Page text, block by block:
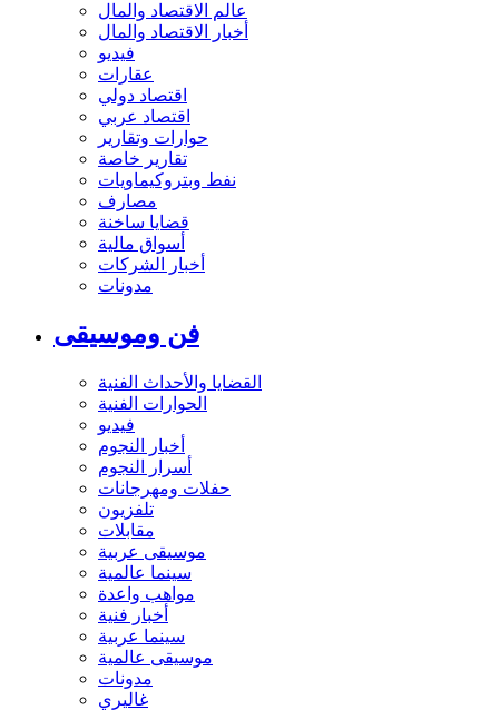
عالم الاقتصاد والمال
أخبار الاقتصاد والمال
فيديو
عقارات
اقتصاد دولي
اقتصاد عربي
حوارات وتقارير
تقارير خاصة
نفط وبتروكيماويات
مصارف
قضايا ساخنة
أسواق مالية
أخبار الشركات
مدونات
فن وموسيقى
القضايا والأحداث الفنية
الحوارات الفنية
فيديو
أخبار النجوم
أسرار النجوم
حفلات ومهرجانات
تلفزيون
مقابلات
موسيقى عربية
سينما عالمية
مواهب واعدة
أخبار فنية
سينما عربية
موسيقى عالمية
مدونات
غاليري